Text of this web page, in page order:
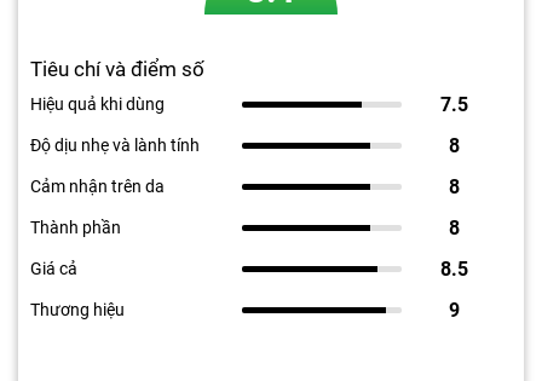
Tiêu chí và điểm số
Hiệu quả khi dùng 7.5
Độ dịu nhẹ và lành tính 8
Cảm nhận trên da 8
Thành phần 8
Giá cả 8.5
Thương hiệu 9